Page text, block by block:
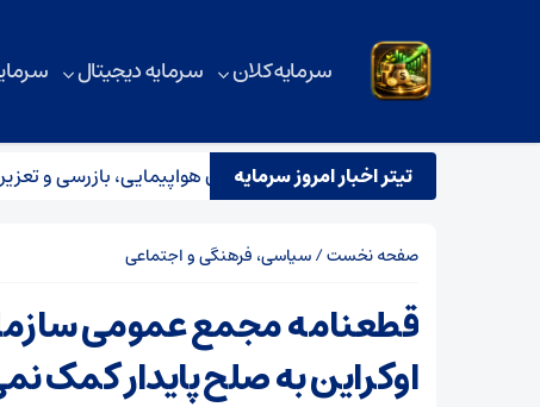
سرمایه کلان سرمایه دیجیتال
تیتر اخبار امروز سرمایه
استقرار تیم مشترک نظارتی سازمان هواپیمایی، بازرسی و تعزیرات
صفحه نخست/سیاسی، فرهنگی و اجتماعی
قطعنامه مجمع عمومی
اوکراین به صلح پایدار کمک